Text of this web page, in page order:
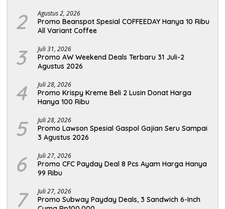
2 Agustus 2, 2026
Promo Beanspot Spesial COFFEEDAY Hanya 10 Ribu
All Variant Coffee
3 Juli 31, 2026
Promo AW Weekend Deals Terbaru 31 Juli-2
Agustus 2026
4 Juli 28, 2026
Promo Krispy Kreme Beli 2 Lusin Donat Harga
Hanya 100 Ribu
5 Juli 28, 2026
Promo Lawson Spesial Gaspol Gajian Seru Sampai
3 Agustus 2026
6 Juli 27, 2026
Promo CFC Payday Deal 8 Pcs Ayam Harga Hanya
99 Ribu
7 Juli 27, 2026
Promo Subway Payday Deals, 3 Sandwich 6-Inch